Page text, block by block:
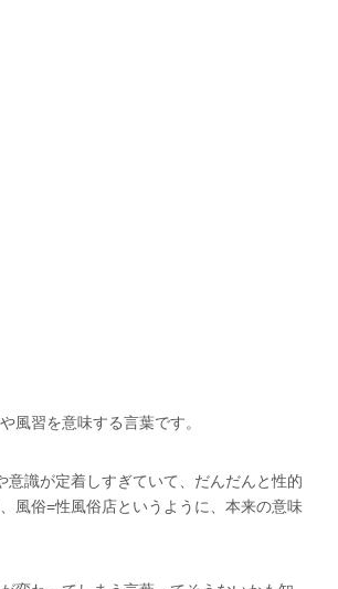
風習を意味する言葉です。
意識が定着しすぎていて、だんだんと性的
風俗=性風俗店というように、本来の意味